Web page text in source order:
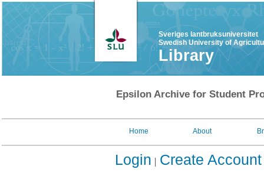
Sveriges lantbruksuniversitet
Swedish University of
Library
Epsilon Archive for Student
Home About
Login Create Account